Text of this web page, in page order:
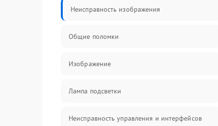
Неисправность изображения
Общие поломки
Изображение
Лампа подсветки
Неисправность управления и интерфейсов